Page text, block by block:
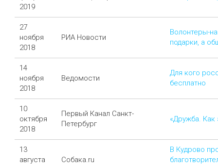
2019
27
ноября
2018
РИА Новости
Волонтеры-
подарки, а
14
ноября
2018
Ведомости
Для кого
бесплатно
10
октября
2018
Первый Канал Санкт-
Петербург
«Дружба. Как
13
августа
Собака.ru
В Кудрово